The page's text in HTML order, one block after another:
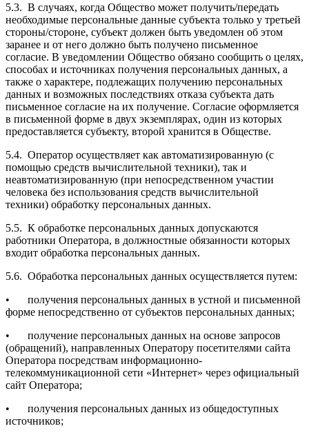
5.3. В случаях, когда Общество может получить/передать
необходимые персональные данные субъекта только у третьей
стороны/стороне, субъект должен быть уведомлен об этом
заранее и от него должно быть получено письменное
согласие. В уведомлении Общество обязано сообщить о целях,
способах и источниках получения персональных данных, а
также о характере, подлежащих получению персональных
данных и возможных последствиях отказа субъекта дать
письменное согласие на их получение. Согласие оформляется
в письменной форме в двух экземплярах, один из которых
предоставляется субъекту, второй хранится в Обществе.
5.4. Оператор осуществляет как автоматизированную (с
помощью средств вычислительной техники), так и
неавтоматизированную (при непосредственном участии
человека без использования средств вычислительной
техники) обработку персональных данных.
5.5. К обработке персональных данных допускаются
работники Оператора, в должностные обязанности которых
входит обработка персональных данных.
5.6. Обработка персональных данных осуществляется путем:
•
получения персональных данных в устной и письменной
форме непосредственно от субъектов персональных данных;
•
получение персональных данных на основе запросов
(обращений), направленных Оператору посетителями сайта
Оператора посредствам информационно-
телекоммуникационной сети «Интернет» через официальный
сайт Оператора;
•
получения персональных данных из общедоступных
источников;